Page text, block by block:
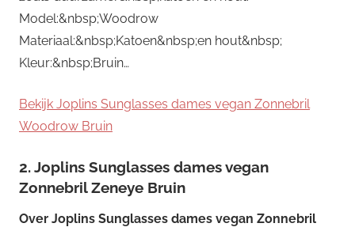
Model:&nbsp;Woodrow
Materiaal:&nbsp;Katoen&nbsp;en hout&nbsp;
Kleur:&nbsp;Bruin…
Bekijk Joplins Sunglasses dames vegan Zonnebril
Woodrow Bruin
2. Joplins Sunglasses dames vegan
Zonnebril Zeneye Bruin
Over Joplins Sunglasses dames vegan Zonnebril